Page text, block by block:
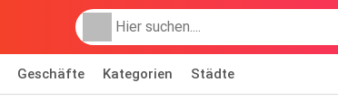
Geschäfte Kategorien Städte